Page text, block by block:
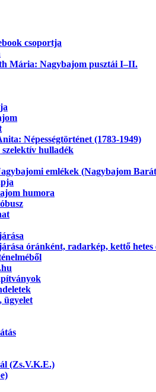
csoportja
Mária: Nagybajom pusztái I–II.
Népességtörténet (1783-1949)
hulladék
emlékek (Nagybajom
humora
óránként, radarkép, kettő hetes
ügyelet
(Zs.V.K.E.)